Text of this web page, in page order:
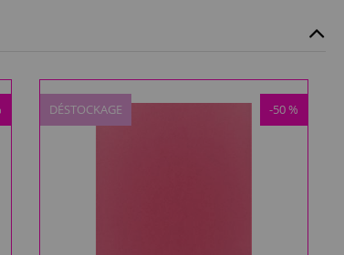
DÉSTOCKAGE -50 %